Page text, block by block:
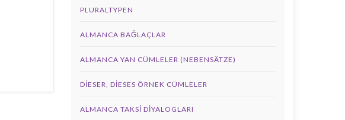
PLURALTYPEN
ALMANCA BAĞLAÇLAR
ALMANCA YAN CÜMLELER (NEBENSÄTZE)
DIESER, DIESES ÖRNEK CÜMLELER
ALMANCA TAKSI DIYALOGLARI